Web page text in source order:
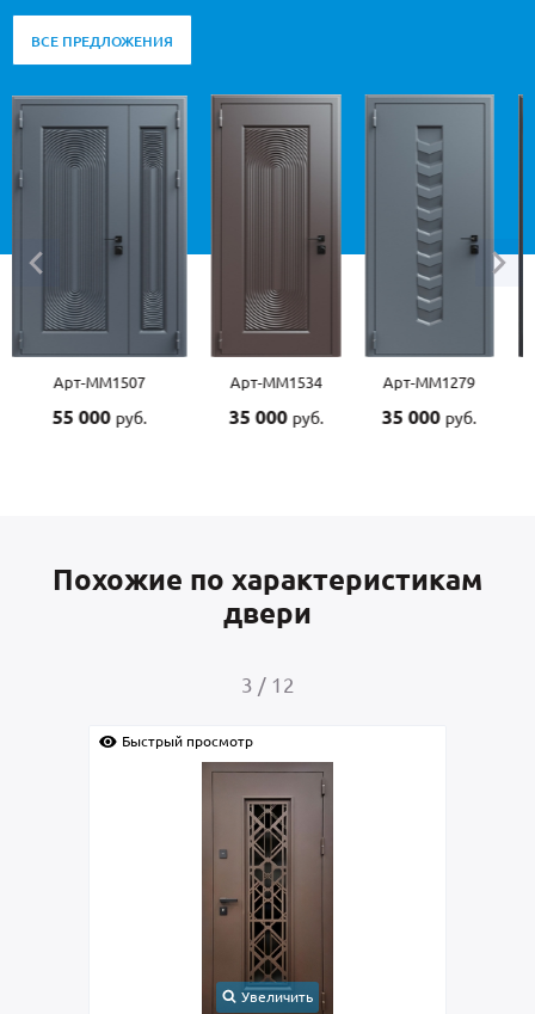
ВСЕ ПРЕДЛОЖЕНИЯ
Арт-ММ1534
35 000руб.
Арт-ММ1279
35 000руб.
Арт-ММ1570
45 000руб.
Похожие по характеристикам
двери
4 / 12
Быстрый просмотр
Увеличить